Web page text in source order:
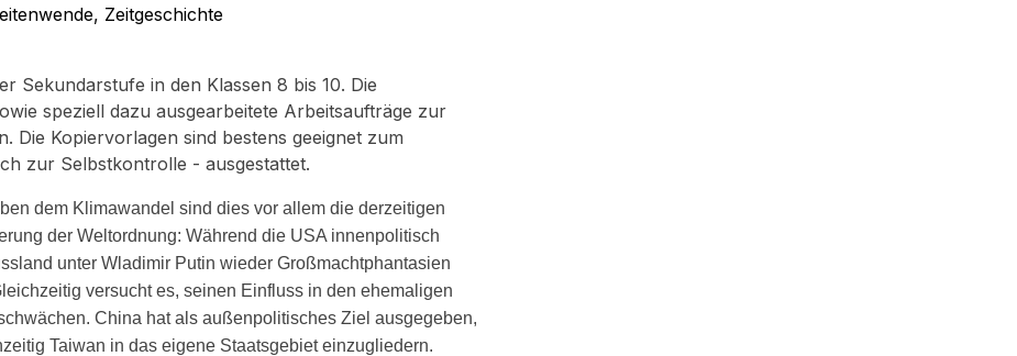
, Zeitgeschichte
Sekundarstufe in den Klassen 8 bis 10. Die
speziell dazu ausgearbeitete Arbeitsaufträge zur
Die Kopiervorlagen sind bestens geeignet zum
zur Selbstkontrolle - ausgestattet.
dem Klimawandel sind dies vor allem die derzeitigen
der Weltordnung: Während die USA innenpolitisch
unter Wladimir Putin wieder Großmachtphantasien
versucht es, seinen Einfluss in den ehemaligen
China hat als außenpolitisches Ziel ausgegeben,
Taiwan in das eigene Staatsgebiet einzugliedern.